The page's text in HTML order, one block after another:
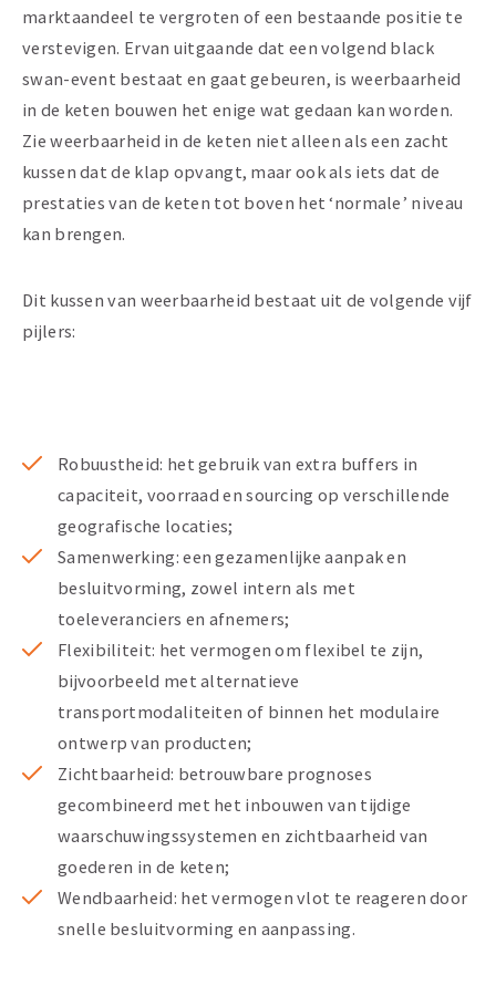
marktaandeel te vergroten of een bestaande positie te
verstevigen. Ervan uitgaande dat een volgend black
swan-event bestaat en gaat gebeuren, is weerbaarheid
in de keten bouwen het enige wat gedaan kan worden.
Zie weerbaarheid in de keten niet alleen als een zacht
kussen dat de klap opvangt, maar ook als iets dat de
prestaties van de keten tot boven het ‘normale’ niveau
kan brengen.
Dit kussen van weerbaarheid bestaat uit de volgende vijf
pijlers:
Robuustheid: het gebruik van extra buffers in
capaciteit, voorraad en sourcing op verschillende
geografische locaties;
Samenwerking: een gezamenlijke aanpak en
besluitvorming, zowel intern als met
toeleveranciers en afnemers;
Flexibiliteit: het vermogen om flexibel te zijn,
bijvoorbeeld met alternatieve
transportmodaliteiten of binnen het modulaire
ontwerp van producten;
Zichtbaarheid: betrouwbare prognoses
gecombineerd met het inbouwen van tijdige
waarschuwingssystemen en zichtbaarheid van
goederen in de keten;
Wendbaarheid: het vermogen vlot te reageren door
snelle besluitvorming en aanpassing.